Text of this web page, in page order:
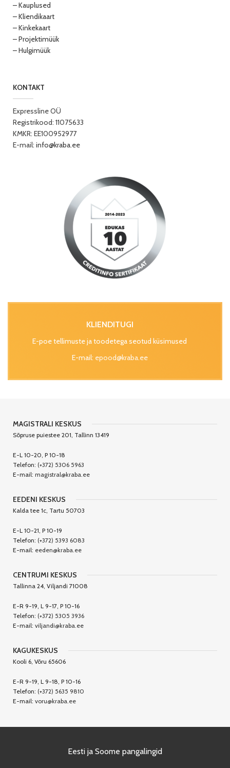
– Kauplused
– Kliendikaart
– Kinkekaart
– Projektimüük
– Hulgimüük
KONTAKT
Expressline OÜ
Registrikood: 11075633
KMKR: EE100952977
E-mail: info@kraba.ee
KLIENDITUGI
E-poe tellimuste ja toodetega seotud küsimused
E-mail: epood@kraba.ee
MAGISTRALI KESKUS
Sõpruse puiestee 201, Tallinn 13419
E-L 10-20, P 10-18
Telefon: (+372) 5306 5963
E-mail: magistral@kraba.ee
EEDENI KESKUS
Kalda tee 1c, Tartu 50703
E-L 10-21, P 10-19
Telefon: (+372) 5393 6083
E-mail: eeden@kraba.ee
CENTRUMI KESKUS
Tallinna 24, Viljandi 71008
E-R 9-19, L 9-17, P 10-16
Telefon: (+372) 5305 3936
E-mail: viljandi@kraba.ee
KAGUKESKUS
Kooli 6, Võru 65606
E-R 9-19, L 9-18, P 10-16
Telefon: (+372) 5635 9810
E-mail: voru@kraba.ee
Eesti ja Soome pangalingid